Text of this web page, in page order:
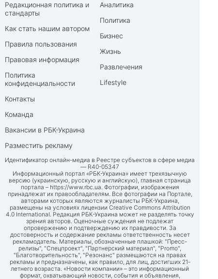
Редакционная политика и
стандарты
Как стать нашим автором
Правила пользования
Правовая информация
Политика
конфиденциальности
Контакты
Команда
Вакансии в РБК-Украина
Разместить рекламу
Аналитика
Политика
Бизнес
Жизнь
Развлечения
Lifestyle
Идентификатор онлайн-медиа в Реестре субъектов в сфере медиа
— R40-05347
Информационный портал «РБК-Украина» имеет трехязычную
версию (украинскую, русскую и английскую), главная страница
портала – https://www.rbc.ua. Фотографии, изображения
принадлежат их правообладателям. Все фотографии на Портале,
авторами которых являются журналисты РБК-Украина,
размещены на условиях лицензии Creative Commons Attribution
4.0 International. Редакция РБК-Украина может не разделять точку
зрения авторов. Оценочные суждения не подлежат
опровержению и подтверждению их правдивости. За
достоверность и содержание рекламы ответственность несет
рекламодатель. Материалы, обозначенные плашкой: "Пресс-
релизы", "Спецпроект", "Партнерский материал", "Promo",
"Благотворительность", "Резонанс" размещаются на правах
рекламы и предназначены, как правило, для лиц, достигших 21-
летнего возраста. «Новости компании» – это информационный
формат, охватывающий новости, события и объявления,